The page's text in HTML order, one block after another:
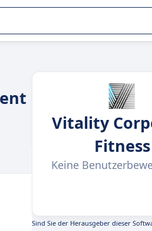
Vitality
Fitness
Keine
Sind Sie der Herausgeber dieser